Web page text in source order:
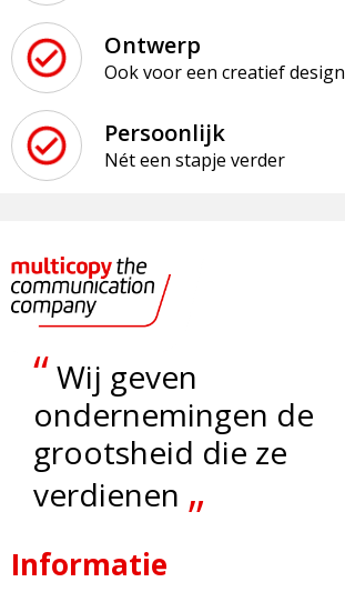
Ontwerp
Ook voor een creatief design
Persoonlijk
Nét een stapje verder
“Wij geven
ondernemingen de
grootsheid die ze
verdienen „
Informatie